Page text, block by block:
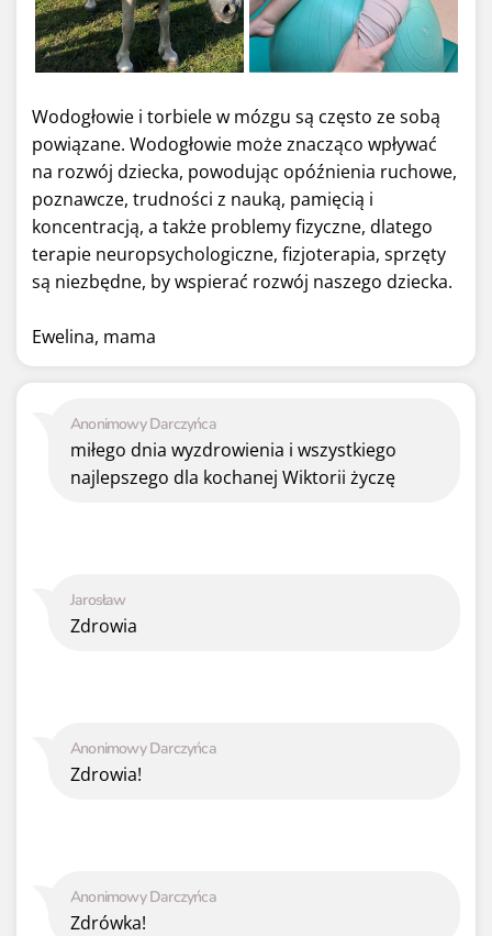
Wodogłowie i torbiele w mózgu są często ze sobą
powiązane. Wodogłowie może znacząco wpływać
na rozwój dziecka, powodując opóźnienia ruchowe,
poznawcze, trudności z nauką, pamięcią i
koncentracją, a także problemy fizyczne, dlatego
terapie neuropsychologiczne, fizjoterapia, sprzęty
są niezbędne, by wspierać rozwój naszego dziecka.
Ewelina, mama
Anonimowy Darczyńca
Zdrówka!
Anonimowy Darczyńca
Zdrowia!
Jarosław
Zdrowia
Anonimowy Darczyńca
miłego dnia wyzdrowienia i wszystkiego
najlepszego dla kochanej Wiktorii życzę